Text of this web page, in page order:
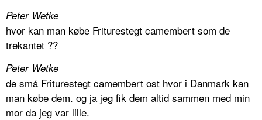
Peter Wetke
hvor kan man købe Friturestegt camembert som de
trekantet ??
Peter Wetke
de små Friturestegt camembert ost hvor i Danmark kan
man købe dem. og ja jeg fik dem altid sammen med min
mor da jeg var lille.